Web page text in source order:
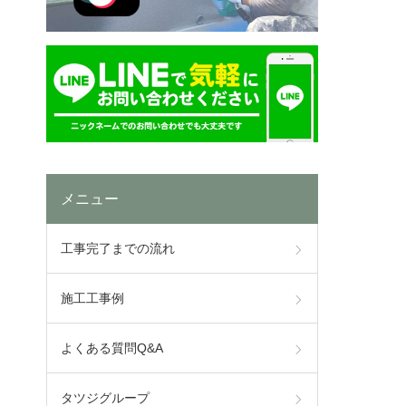
メニュー
工事完了までの流れ
施工工事例
よくある質問Q&A
タツジグループ